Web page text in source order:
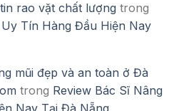
rao vặt chất lượng trong
Tín Hàng Đầu Hiện Nay
mũi đẹp và an toàn ở Đà
trong Review Bác Sĩ Nâng
Nay Tại Đà Nẵng